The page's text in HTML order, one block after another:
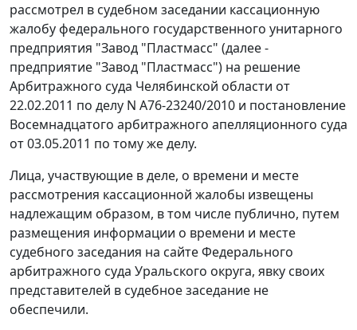
рассмотрел в судебном заседании кассационную
жалобу федерального государственного унитарного
предприятия "Завод "Пластмасс" (далее -
предприятие "Завод "Пластмасс") на решение
Арбитражного суда Челябинской области от
22.02.2011 по делу N А76-23240/2010 и постановление
Восемнадцатого арбитражного апелляционного суда
от 03.05.2011 по тому же делу.
Лица, участвующие в деле, о времени и месте
рассмотрения кассационной жалобы извещены
надлежащим образом, в том числе публично, путем
размещения информации о времени и месте
судебного заседания на сайтеФедерального
арбитражного суда Уральского округа, явку своих
представителей в судебное заседание не
обеспечили.